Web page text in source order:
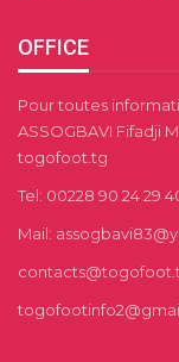
OFFICE
Pour toutes
ASSOGBAVI Fifadji
togofoot.tg
Tel: 00228 90 24 29
Mail: